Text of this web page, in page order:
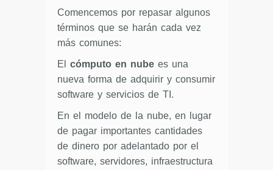
Comencemos por repasar algunos
términos que se harán cada vez
más comunes:
El cómputo en nube es una
nueva forma de adquirir y consumir
software y servicios de TI.
En el modelo de la nube, en lugar
de pagar importantes cantidades
de dinero por adelantado por el
software, servidores, infraestructura